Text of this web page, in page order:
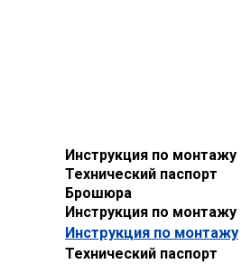
Инструкция по монтажу
Технический паспорт
Брошюра
Инструкция по монтажу
Инструкция по монтажу
Технический паспорт